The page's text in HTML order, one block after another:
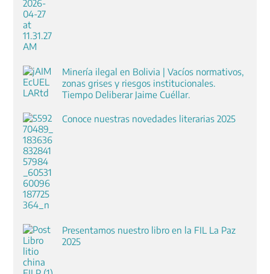
Minería ilegal en Bolivia | Vacíos normativos,
zonas grises y riesgos institucionales.
Tiempo Deliberar Jaime Cuéllar.
Conoce nuestras novedades literarias 2025
Presentamos nuestro libro en la FIL La Paz
2025